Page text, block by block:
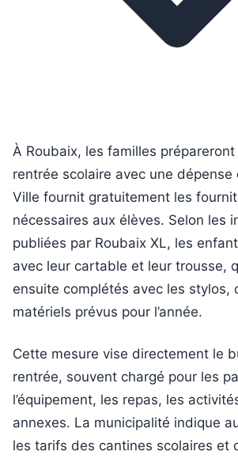
À Roubaix, les familles
rentrée scolaire avec une dépense
Ville fournit gratuitement les
nécessaires aux élèves. Selon les
publiées par Roubaix XL, les
avec leur cartable et leur trousse,
ensuite complétés avec les stylos,
matériels prévus pour l’année.
Cette mesure vise directement le
rentrée, souvent chargé pour les
l’équipement, les repas, les
annexes. La municipalité indique
les tarifs des cantines scolaires et